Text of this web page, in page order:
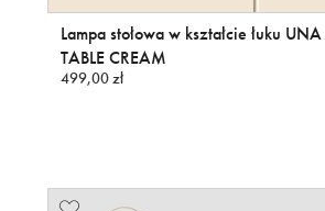
Lampa stołowa w kształcie łuku UNA
TABLE CREAM
499,00 zł